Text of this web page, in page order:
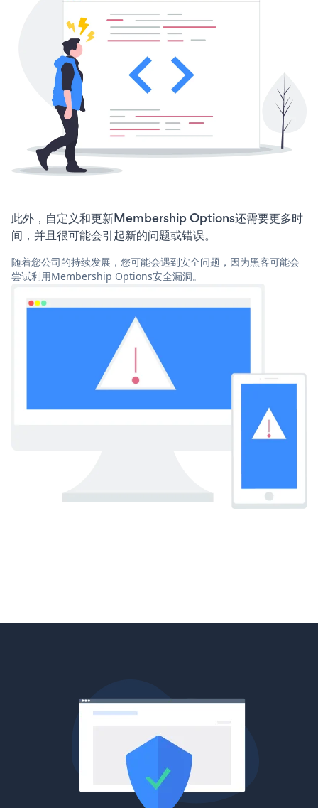
此外，自定义和更新Membership Options还需要更多时
间，并且很可能会引起新的问题或错误。
随着您公司的持续发展，您可能会遇到安全问题，因为黑客可能会
尝试利用Membership Options安全漏洞。